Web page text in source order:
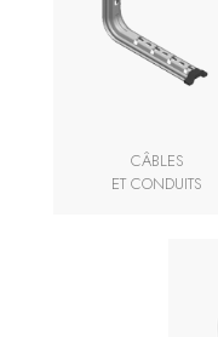
CÂBLES
ET CONDUITS